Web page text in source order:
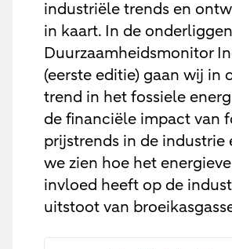
industriële trends en
in kaart. In de
Duurzaamheidsmonitor
(eerste editie) gaan wij in
trend in het fossiele
de financiële impact van
prijstrends in de industrie
we zien hoe het
invloed heeft op de
uitstoot van